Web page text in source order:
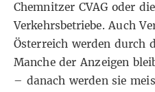
Chemnitzer CVAGoder die
Verkehrsbetriebe. Auch
Österreich werden durch
Manche der Anzeigen
– danach werden sie